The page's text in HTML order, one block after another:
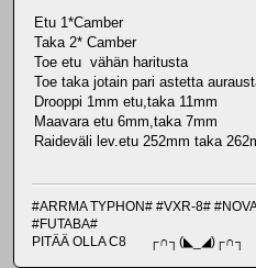
Etu 1*Camber
Taka 2* Camber
Toe etu vähän haritusta
Toe taka jotain pari astetta
Drooppi 1mm etu,taka 11mm
Maavara etu 6mm,taka 7mm
Raideväli lev.etu 252mm taka
#ARRMA TYPHON# #VXR-8#
#FUTABA#
PITÄÄ OLLA C8 ┌∩┐(◣_◢)┌∩┐